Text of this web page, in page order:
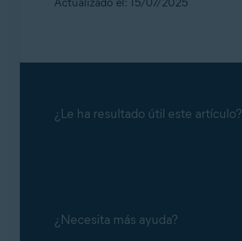
Actualizado el: 15/07/2025
¿Le ha resultado útil este artículo?
¿Necesita más ayuda?